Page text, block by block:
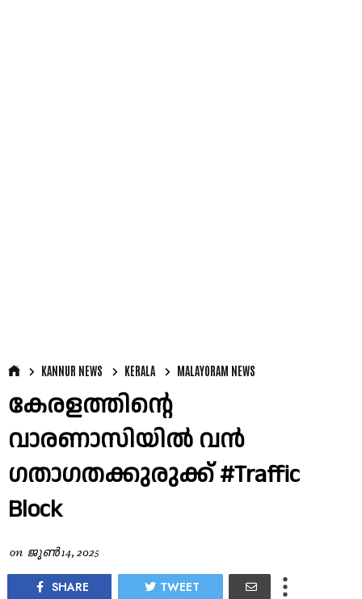
KANNUR NEWS KERALA MALAYORAM NEWS
കേരളത്തിന്റെ
വാരണാസിയിൽ വൻ
ഗതാഗതക്കുരുക്ക് #Traffic
Block
on ജൂൺ 14, 2025
SHARE TWEET